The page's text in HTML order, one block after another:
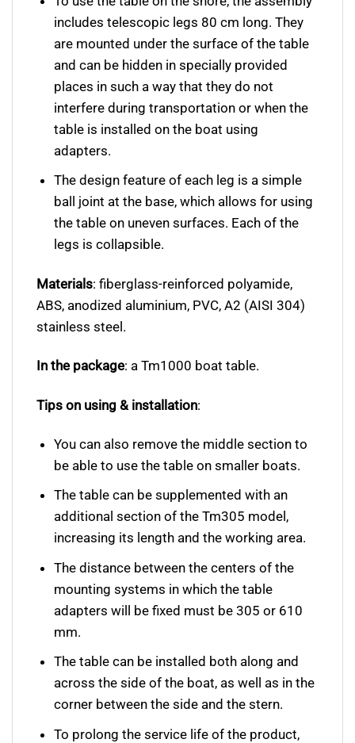
includes telescopic legs 80 сm long. They
are mounted under the surface of the table
and can be hidden in specially provided
places in such a way that they do not
interfere during transportation or when the
table is installed on the boat using
adapters.
The design feature of each leg is a simple
ball joint at the base, which allows for using
the table on uneven surfaces. Each of the
legs is collapsible.
Materials: fiberglass-reinforced polyamide,
ABS, anodized aluminium, PVC, A2 (AISI 304)
stainless steel.
In the package: a Tm1000 boat table.
Tips on using & installation:
You can also remove the middle section to
be able to use the table on smaller boats.
The table can be supplemented with an
additional section of the Tm305 model,
increasing its length and the working area.
The distance between the centers of the
mounting systems in which the table
adapters will be fixed must be 305 or 610
mm.
The table can be installed both along and
across the side of the boat, as well as in the
corner between the side and the stern.
To prolong the service life of the product,